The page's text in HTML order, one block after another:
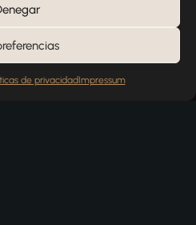
de privacidadImpressum